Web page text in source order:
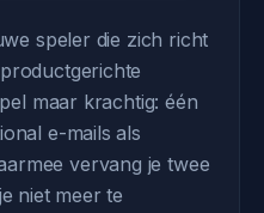
speler die zich richt
maar krachtig: één
e-mails als
vervang je twee
niet meer te